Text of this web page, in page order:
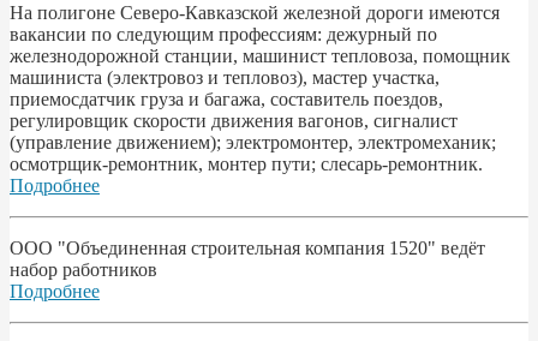
На полигоне Северо-Кавказской железной дороги имеются
вакансии по следующим профессиям: дежурный по
железнодорожной станции, машинист тепловоза, помощник
машиниста (электровоз и тепловоз), мастер участка,
приемосдатчик груза и багажа, составитель поездов,
регулировщик скорости движения вагонов, сигналист
(управление движением); электромонтер, электромеханик;
осмотрщик-ремонтник, монтер пути; слесарь-ремонтник.
Подробнее
ООО "Объединенная строительная компания 1520" ведёт
набор работников
Подробнее